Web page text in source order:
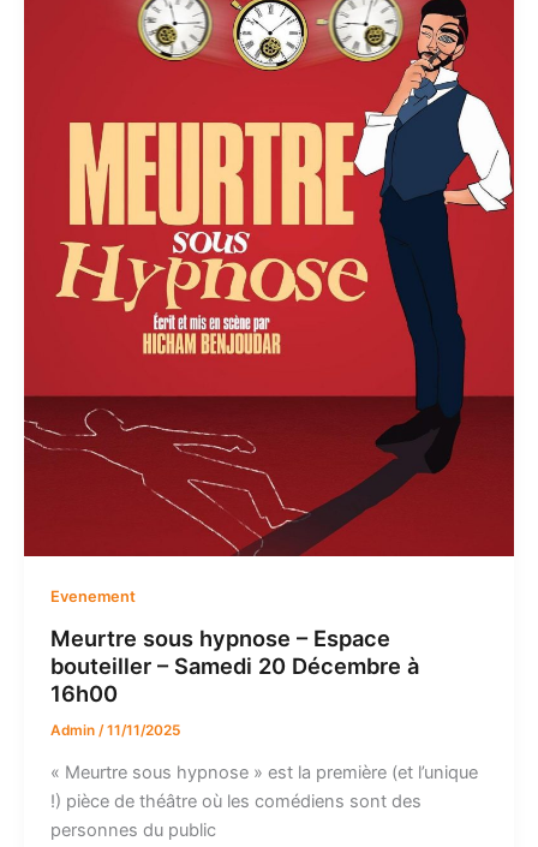
Evenement
Meurtre sous hypnose – Espace
bouteiller – Samedi 20 Décembre à
16h00
Admin /11/11/2025
« Meurtre sous hypnose » est la première (et l’unique
!) pièce de théâtre où les comédiens sont des
personnes du public